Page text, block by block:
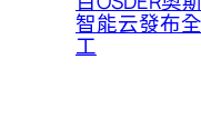
智能云發布
工